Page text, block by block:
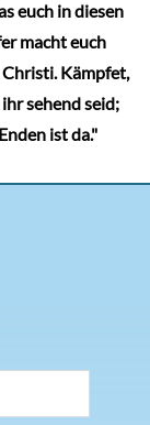
euch in diesen
macht euch
Christi. Kämpfet,
sehend seid;
ist da."